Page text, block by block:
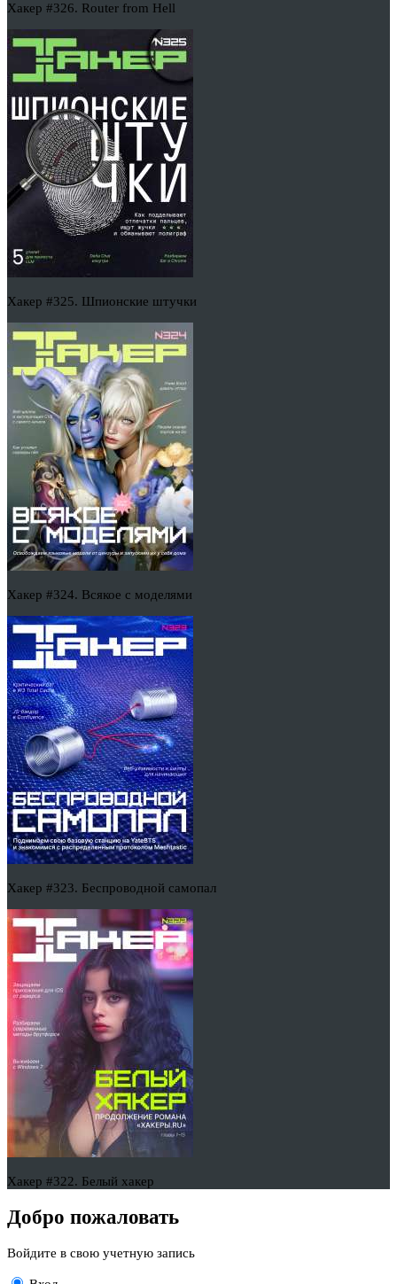
Хакер #326. Router from Hell
Хакер #325. Шпионские штучки
Хакер #324. Всякое с моделями
Хакер #323. Беспроводной самопал
Хакер #322. Белый хакер
Добро пожаловать
Войдите в свою учетную запись